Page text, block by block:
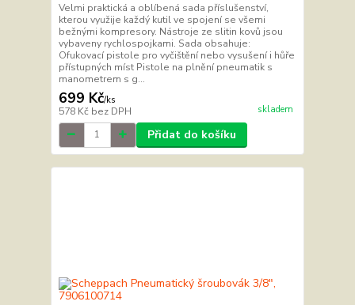
Velmi praktická a oblíbená sada příslušenství,
kterou využije každý kutil ve spojení se všemi
bežnými kompresory. Nástroje ze slitin kovů jsou
vybaveny rychlospojkami. Sada obsahuje:
Ofukovací pistole pro vyčištění nebo vysušení i hůře
přístupných míst Pistole na plnění pneumatik s
manometrem s g...
699 Kč/ks
578 Kč bez DPH skladem
Přidat do košíku